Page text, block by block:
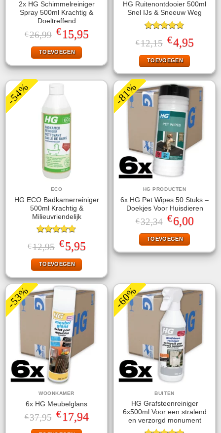
2x HG Schimmelreiniger
Spray 500ml Krachtig &
Doeltreffend
€26,99 Oorspronkelijke
prijs
was:
€26,99.
€15,95Huidige
prijs
TOEVOEGEN
HG Ruitenontdooier 500ml
Snel IJs & Sneeuw Weg
Gewaardeerd
4.78uit 5
€12,15 Oorspronkelijke
prijs
was:
€12,15.
€4,95Huidige
prijs
TOEVOEGEN
-54%
ECO
HG ECO Badkamerreiniger
500ml Krachtig &
Milieuvriendelijk
Gewaardeerd
4.67uit 5
€12,95 Oorspronkelijke
prijs
was:
€12,95.
€5,95Huidige
prijs
TOEVOEGEN
-81%
HG PRODUCTEN
6x HG Pet Wipes 50 Stuks –
Doekjes Voor Huisdieren
€32,34 Oorspronkelijke
prijs
was:
€32,34.
€6,00Huidige
prijs
TOEVOEGEN
-53%
WOONKAMER
6x HG Meubelglans
€37,95 Oorspronkelijke
prijs
was:
€17,94Huidige
prijs
-60%
BUITEN
HG Grafsteenreiniger
6x500ml Voor een stralend
en verzorgd monument